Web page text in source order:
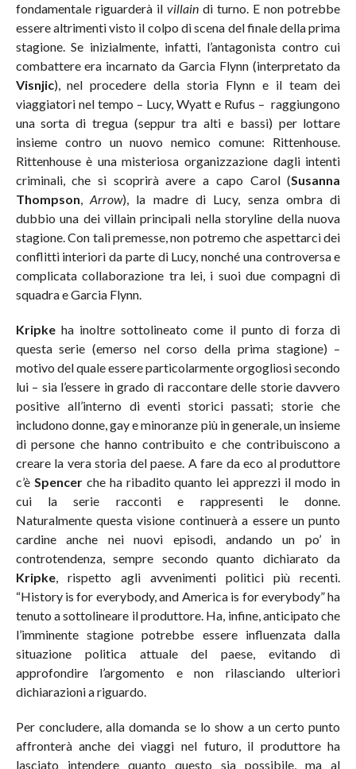
fondamentale riguarderà il villaindi turno. E non potrebbe
essere altrimenti visto il colpo di scena del finale della prima
stagione. Se inizialmente, infatti, l’antagonista contro cui
combattere era incarnato da Garcia Flynn (interpretato da
Visnjic), nel procedere della storia Flynn e il team dei
viaggiatori nel tempo – Lucy, Wyatt e Rufus – raggiungono
una sorta di tregua (seppur tra alti e bassi) per lottare
insieme contro un nuovo nemico comune: Rittenhouse.
Rittenhouse è una misteriosa organizzazione dagli intenti
criminali, che si scoprirà avere a capo Carol (Susanna
Thompson, Arrow), la madre di Lucy, senza ombra di
dubbio una dei villain principali nella storyline della nuova
stagione. Con tali premesse, non potremo che aspettarci dei
conflitti interiori da parte di Lucy, nonché una controversa e
complicata collaborazione tra lei, i suoi due compagni di
squadra e Garcia Flynn.
Kripkeha inoltre sottolineato come il punto di forza di
questa serie (emerso nel corso della prima stagione) –
motivo del quale essere particolarmente orgogliosi secondo
lui – sia l’essere in grado di raccontare delle storie davvero
positive all’interno di eventi storici passati; storie che
includono donne, gay e minoranze più in generale, un insieme
di persone che hanno contribuito e che contribuiscono a
creare la vera storia del paese. A fare da eco al produttore
c’è Spencerche ha ribadito quanto lei apprezzi il modo in
cui la serie racconti e rappresenti le donne.
Naturalmente questa visione continuerà a essere un punto
cardine anche nei nuovi episodi, andando un po’ in
controtendenza, sempre secondo quanto dichiarato da
Kripke, rispetto agli avvenimenti politici più recenti.
“History is for everybody, and America is for everybody” ha
tenuto a sottolineare il produttore. Ha, infine, anticipato che
l’imminente stagione potrebbe essere influenzata dalla
situazione politica attuale del paese, evitando di
approfondire l’argomento e non rilasciando ulteriori
dichiarazioni a riguardo.
Per concludere, alla domanda se lo show a un certo punto
affronterà anche dei viaggi nel futuro, il produttore ha
lasciato intendere quanto questo sia possibile, ma al